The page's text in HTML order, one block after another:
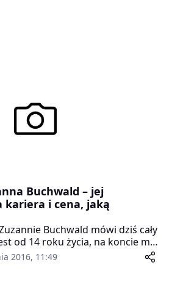
Buchwald – jej
kariera i cena, jaką
Buchwald mówi dziś cały
od 14 roku życia, na koncie ma
domami mody, takimi jak
– dziś jednak media piszą o
2016, 11:49